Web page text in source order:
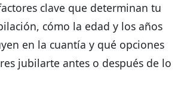
clave que determinan tu
cómo la edad y los años
en la cuantía y qué opciones
jubilarte antes o después de lo